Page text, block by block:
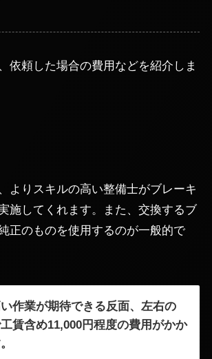
依頼した場合の費用などを紹介しま
よりスキルの高い整備士がブレーキ
施してくれます。また、交換するブ
正のものを使用するのが一般的で
作業が期待できる反面、左右の
賃含め11,000円程度の費用がかか